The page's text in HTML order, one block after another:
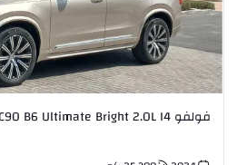
فولفو XC90 B6 Ultimate Bright 2.0L I4